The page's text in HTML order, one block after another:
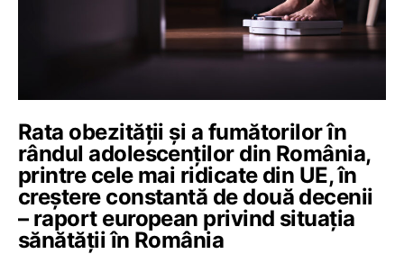
Rata obezității și a fumătorilor în
rândul adolescenților din România,
printre cele mai ridicate din UE, în
creștere constantă de două decenii
– raport european privind situația
sănătății în România